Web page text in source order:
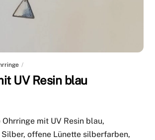
UV Resin blau
mit UV Resin blau,
offene Lünette silberfarben,